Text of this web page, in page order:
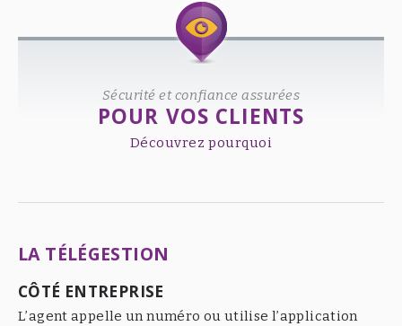
Sécurité et confiance assurées
POUR VOS CLIENTS
Découvrez pourquoi
LA TÉLÉGESTION
CÔTÉ ENTREPRISE
L’agent appelle un numéro ou utilise l’application